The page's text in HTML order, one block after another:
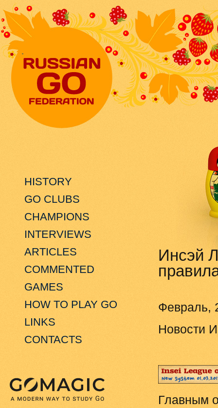
Инсэй
Февраль,
Новости
Главным
HISTORY
GO CLUBS
CHAMPIONS
INTERVIEWS
ARTICLES
COMMENTED
GAMES
HOW TO PLAY GO
LINKS
CONTACTS